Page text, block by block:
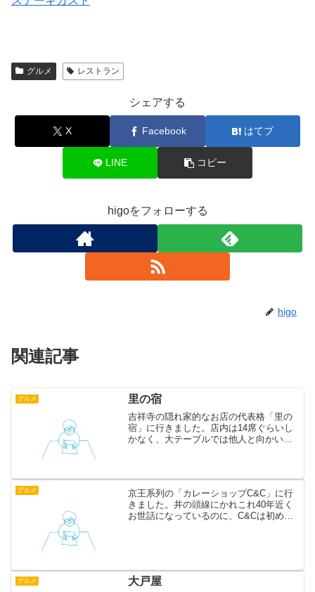
グルメ レストラン
シェアする
X Facebook はてブ
LINE コピー
higoをフォローする
higo
関連記事
グルメ 里の宿
吉祥寺の隠れ家的なお店の代表格「里の
宿」に行きました。店内は14席ぐらいし
かなく、大テーブルでは他人と向かいあ
らい佇まいのお店ですが、...
グルメ
京王系列の「カレーショップC&C」に行
きました。井の頭線にかれこれ40年近く
お世話になっているのに、C&Cは初めて
グルメ 大戸屋